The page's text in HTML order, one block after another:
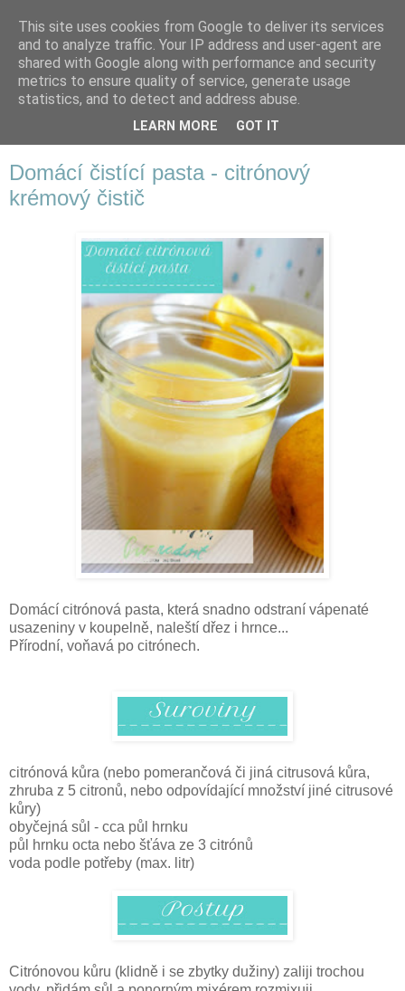
Domácí čistící pasta - citrónový
krémový čistič
Domácí citrónová pasta, která snadno odstraní vápenaté
usazeniny v koupelně, naleští dřez i hrnce...
Přírodní, voňavá po citrónech.
citrónová kůra (nebo pomerančová či jiná citrusová kůra,
zhruba z 5 citronů, nebo odpovídající množství jiné citrusové
kůry)
obyčejná sůl - cca půl hrnku
půl hrnku octa nebo šťáva ze 3 citrónů
voda podle potřeby (max. litr)
Citrónovou kůru (klidně i se zbytky dužiny) zaliji trochou
This site uses cookies from Google to deliver its services
and to analyze traffic. Your IP address and user-agent are
shared with Google along with performance and security
metrics to ensure quality of service, generate usage
statistics, and to detect and address abuse.
LEARN MORE GOT IT